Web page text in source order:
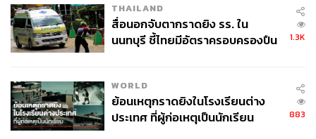
THAILAND
สื่อนอกจับตากราดยิง รร. ใน
นนทบุรี ชี้ไทยมีอัตราครอบครองปืน
1.3K
WORLD
ย้อนเหตุกราดยิงในโรงเรียนต่าง
ประเทศ ที่ผู้ก่อเหตุเป็นนักเรียน
883